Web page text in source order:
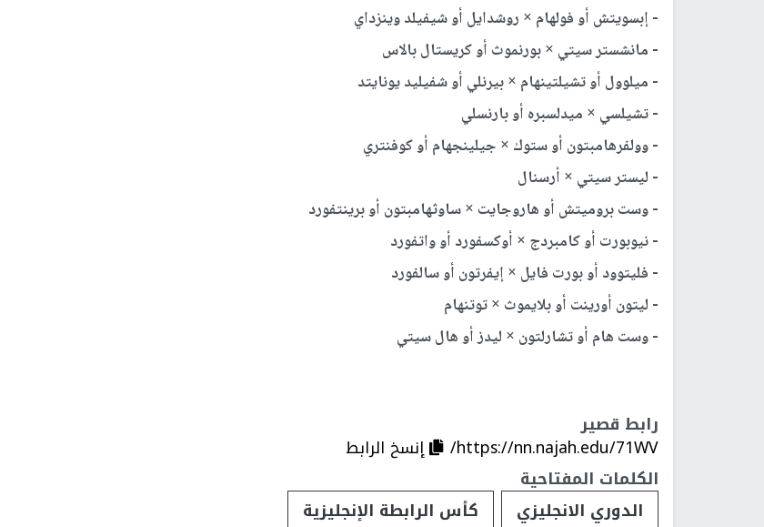
- إبسويتش أو فولهام × روشدايل أو شيفيلد وينزداي
- مانشستر سيتي × بورنموث أو كريستال بالاس
- ميلوول أو تشيلتينهام × بيرنلي أو شفيليد يونايتد
- تشيلسي × ميدلسبره أو بارنسلي
- وولفرهامبتون أو ستوك × جيلينجهام أو كوفنتري
- ليستر سيتي × أرسنال
- وست بروميتش أو هاروجايت × ساوثهامبتون أو برينتفورد
- نيوبورت أو كامبردج × أوكسفورد أو واتفورد
- فليتوود أو بورت فايل × إيفرتون أو سالفورد
- ليتون أورينت أو بلايموث × توتنهام
- وست هام أو تشارلتون × ليدز أو هال سيتي
رابط قصير
https://nn.najah.edu/71WV/
إنسخ الرابط
الكلمات المفتاحية
الدوري الانجليزي
كأس الرابطة الإنجليزية